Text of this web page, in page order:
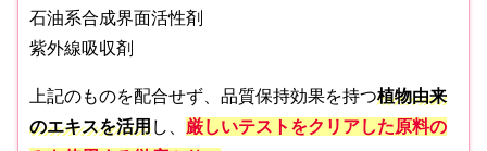
石油系合成界面活性剤
紫外線吸収剤
上記のものを配合せず、品質保持効果を持つ植物由来
のエキスを活用し、 厳しいテストをクリアした原料の